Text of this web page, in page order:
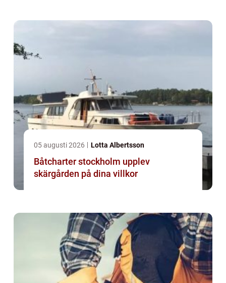
05 augusti 2026 Lotta Albertsson
Båtcharter stockholm upplev
skärgården på dina villkor